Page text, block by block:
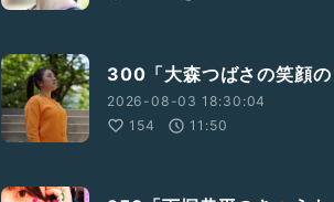
300「大森つばさの笑顔の
2026-08-03 18:30:04
154
11:50